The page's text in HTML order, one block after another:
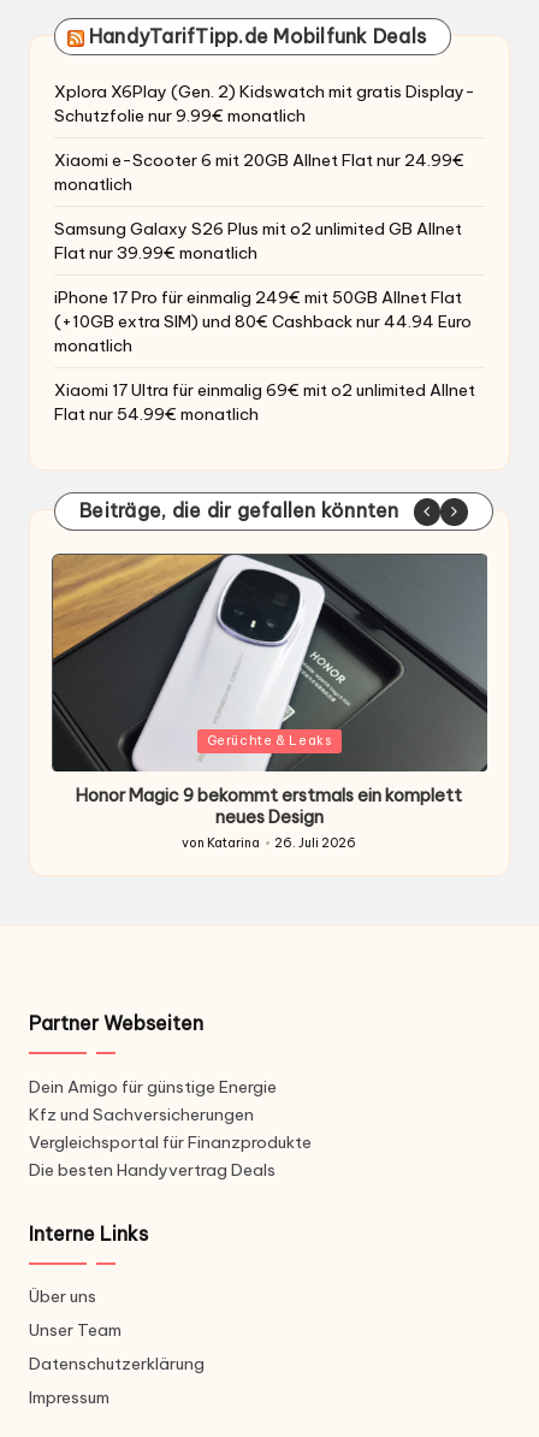
HandyTarifTipp.de Mobilfunk Deals
Xplora X6Play (Gen. 2) Kidswatch mit gratis Display-
Schutzfolie nur 9.99€ monatlich
Xiaomi e-Scooter 6 mit 20GB Allnet Flat nur 24.99€
monatlich
Samsung Galaxy S26 Plus mit o2 unlimited GB Allnet
Flat nur 39.99€ monatlich
iPhone 17 Pro für einmalig 249€ mit 50GB Allnet Flat
(+10GB extra SIM) und 80€ Cashback nur 44.94 Euro
monatlich
Xiaomi 17 Ultra für einmalig 69€ mit o2 unlimited Allnet
Flat nur 54.99€ monatlich
Beiträge, die dir gefallen könnten
Gepostet
Gerüchte & Leaks
Honor Magic 9 bekommt erstmals ein komplett
neues Design
Gepostet
von
von Katarina 26. Juli 2026
Partner Webseiten
Dein Amigo für günstige Energie
Kfz und Sachversicherungen
Vergleichsportal für Finanzprodukte
Die besten Handyvertrag Deals
Interne Links
Über uns
Unser Team
Datenschutzerklärung
Impressum